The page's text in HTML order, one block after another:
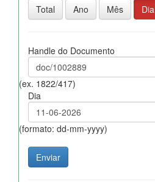
Total
Ano Mês Dia
Handle do Documento
(ex. 1822/417)
Dia
(formato: dd-mm-yyyy)